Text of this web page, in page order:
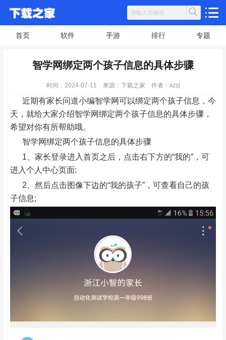
首页 软件 手游 排行 专题
智学网绑定两个孩子信息的具体步骤
时间：2024-07-11 来源：下载之家 作者：xzzj
近期有家长问道小编智学网可以绑定两个孩子信息，今
天，就给大家介绍智学网绑定两个孩子信息的具体步骤，
希望对你有所帮助哦。
智学网绑定两个孩子信息的具体步骤
1、家长登录进入首页之后，点击右下方的“我的”，可
进入个人中心页面;
2、然后点击图像下边的“我的孩子”，可查看自己的孩
子信息;